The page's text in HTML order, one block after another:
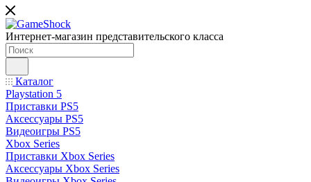
Интернет-магазин представительского класса
Каталог
Playstation 5
Приставки PS5
Аксессуары PS5
Видеоигры PS5
Xbox Series
Приставки Xbox Series
Аксессуары Xbox Series